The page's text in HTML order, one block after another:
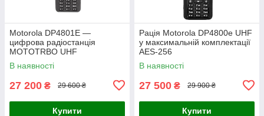
Motorola DP4801E —
цифрова радіостанція
MOTOTRBO UHF
В наявності
27 200 ₴ 29 600 ₴
Купити
Рація Motorola DP4800e UHF
у максимальній комплектації
AES-256
В наявності
27 500 ₴ 29 900 ₴
Купити